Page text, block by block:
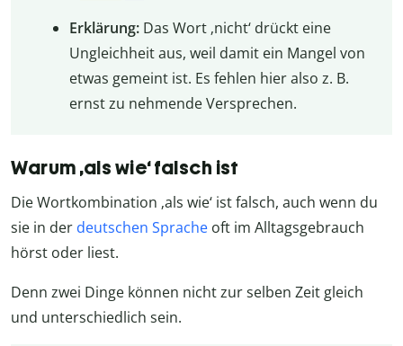
Erklärung:Das Wort ‚nicht‘ drückt eine
Ungleichheit aus, weil damit ein Mangel von
etwas gemeint ist. Es fehlen hier also z. B.
ernst zu nehmende Versprechen.
Warum ‚als wie‘ falsch ist
Die Wortkombination ‚als wie‘ ist falsch, auch wenn du
sie in der deutschen Sprache oft im Alltagsgebrauch
hörst oder liest.
Denn zwei Dinge können nicht zur selben Zeit gleich
und unterschiedlich sein.